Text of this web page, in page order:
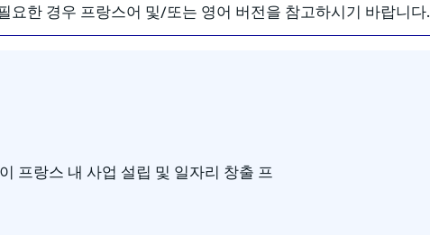
한 경우 프랑스어 및/또는 영어 버전을 참고하시기 바랍니다.
프랑스 내 사업 설립 및 일자리 창출 프